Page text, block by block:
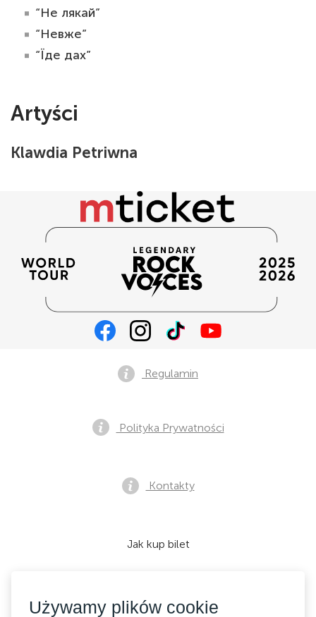
“Не лякай”
“Невже”
“Їде дах”
Artyści
Klawdia Petriwna
Regulamin
Polityka Prywatności
Kontakty
Jak kup bilet
Akceptujemy:
Używamy plików cookie